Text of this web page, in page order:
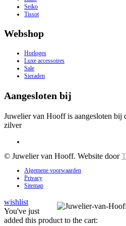
Seiko
Tissot
Webshop
Horloges
Luxe accessoires
Sale
Sieraden
Aangesloten bij
Juwelier van Hooff is aangesloten bij
zilver
© Juwelier van Hooff. Website door
Algemene voorwaarden
Privacy
Sitemap
wishlist
You've just
added this product to the cart: